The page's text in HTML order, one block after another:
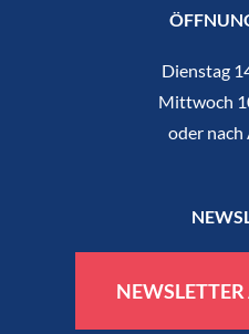
Dienstag
Mittwoch
oder nach